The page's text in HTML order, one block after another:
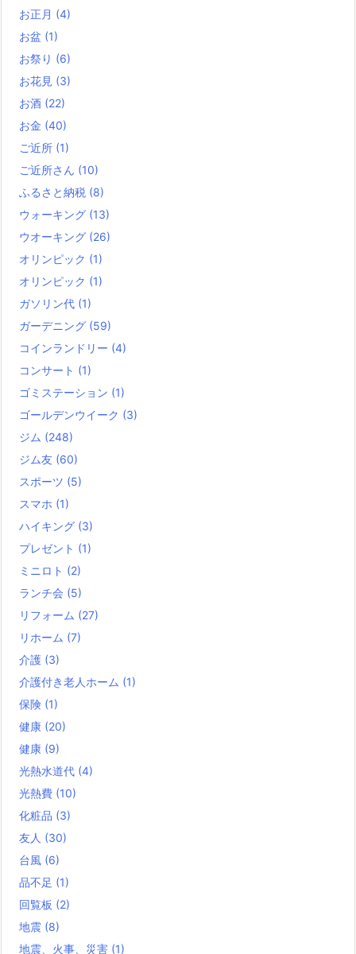
お正月 (4)
お盆 (1)
お祭り (6)
お花見 (3)
お酒 (22)
お金 (40)
ご近所 (1)
ご近所さん (10)
ふるさと納税 (8)
ウォーキング (13)
ウオーキング (26)
オリンピック (1)
オリンピック (1)
ガソリン代 (1)
ガーデニング (59)
コインランドリー (4)
コンサート (1)
ゴミステーション (1)
ゴールデンウイーク (3)
ジム (248)
ジム友 (60)
スポーツ (5)
スマホ (1)
ハイキング (3)
プレゼント (1)
ミニロト (2)
ランチ会 (5)
リフォーム (27)
リホーム (7)
介護 (3)
介護付き老人ホーム (1)
保険 (1)
健康 (20)
健康 (9)
光熱水道代 (4)
光熱費 (10)
化粧品 (3)
友人 (30)
台風 (6)
品不足 (1)
回覧板 (2)
地震 (8)
地震、火事、災害 (1)